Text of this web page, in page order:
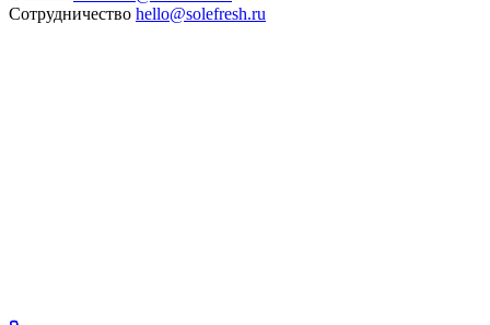
Сотрудничество hello@solefresh.ru